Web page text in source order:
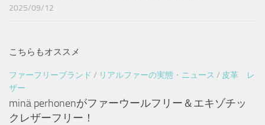
2025/09/12
こちらもオススメ
ファーフリーブランド / リアルファーの実態・ニュース / 皮革 レ
ザー
minä perhonenがファーウールフリー＆エキゾチッ
クレザーフリー！